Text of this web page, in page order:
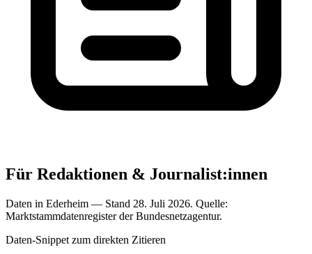
Für Redaktionen & Journalist:innen
Daten in Ederheim — Stand 28. Juli 2026. Quelle:
Marktstammdatenregister der Bundesnetzagentur.
Daten-Snippet zum direkten Zitieren